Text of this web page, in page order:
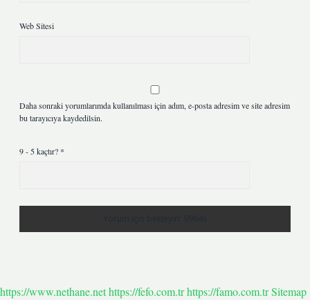
Web Sitesi
Daha sonraki yorumlarımda kullanılması için adım, e-posta adresim ve site adresim
bu tarayıcıya kaydedilsin.
9 - 5 kaçtır? *
https://www.nethane.nethttps://fefo.com.trhttps://famo.com.trSitemap